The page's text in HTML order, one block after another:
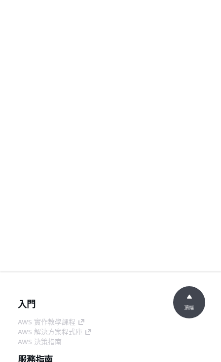
入門
AWS 實作教學課程
AWS 解決方案程式庫
AWS 決策指南
服務指南
頂端